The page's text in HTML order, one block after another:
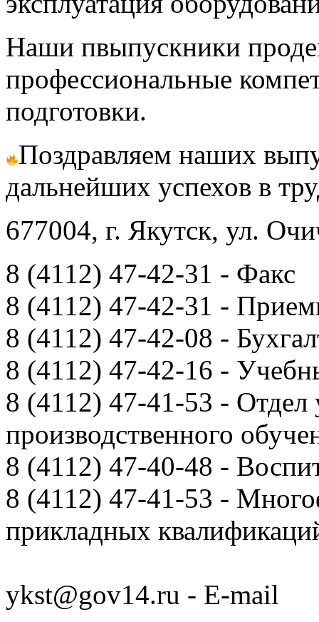
Наши пвыпускники
профессиональные
подготовки.
Поздравляем наших
дальнейших успехов в
677004, г. Якутск, ул.
8 (4112) 47-42-31 - Факс
8 (4112) 47-42-31 -
8 (4112) 47-42-08 -
8 (4112) 47-42-16 -
8 (4112) 47-41-53 - Отдел
производственного
8 (4112) 47-40-48 -
8 (4112) 47-41-53 -
прикладных
ykst@gov14.ru - E-mail